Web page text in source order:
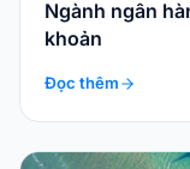
Ngành ngân
khoản
Đọc thêm